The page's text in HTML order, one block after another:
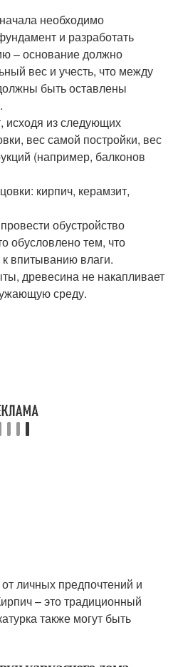
необходимо
и разработать
– основание должно
вес и учесть, что между
быть оставлены
исходя из следующих
вес самой постройки, вес
(например, балконов
кирпич, керамзит,
обустройство
обусловлено тем, что
впитыванию влаги.
древесина не накапливает
среду.
личных предпочтений и
– это традиционный
также могут быть